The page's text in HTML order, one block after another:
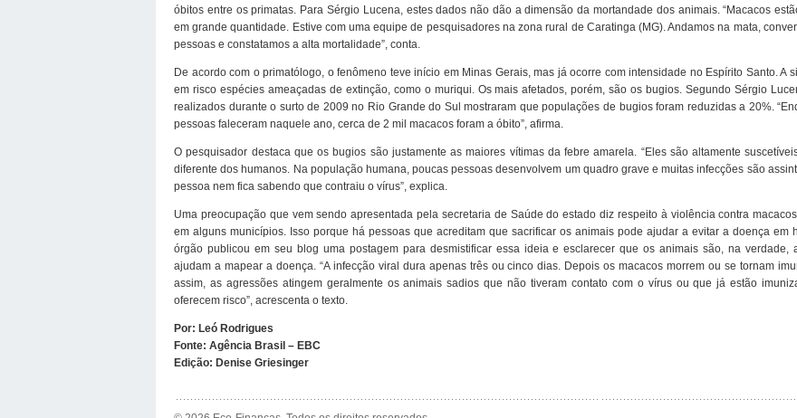
óbitos entre os primatas. Para Sérgio Lucena, estes dados não dão a dimensão da mortandade dos animais. “Macacos
em grande quantidade. Estive com uma equipe de pesquisadores na zona rural de Caratinga (MG). Andamos na mata,
pessoas e constatamos a alta mortalidade”, conta.
De acordo com o primatólogo, o fenômeno teve início em Minas Gerais, mas já ocorre com intensidade no Espírito Santo. A
em risco espécies ameaçadas de extinção, como o muriqui. Os mais afetados, porém, são os bugios. Segundo Sérgio
realizados durante o surto de 2009 no Rio Grande do Sul mostraram que populações de bugios foram reduzidas a 20%.
pessoas faleceram naquele ano, cerca de 2 mil macacos foram a óbito”, afirma.
O pesquisador destaca que os bugios são justamente as maiores vítimas da febre amarela. “Eles são altamente
diferente dos humanos. Na população humana, poucas pessoas desenvolvem um quadro grave e muitas infecções são
pessoa nem fica sabendo que contraiu o vírus”, explica.
Uma preocupação que vem sendo apresentada pela secretaria de Saúde do estado diz respeito à violência contra
em alguns municípios. Isso porque há pessoas que acreditam que sacrificar os animais pode ajudar a evitar a doença em
órgão publicou em seu blog uma postagem para desmistificar essa ideia e esclarecer que os animais são, na verdade,
ajudam a mapear a doença. “A infecção viral dura apenas três ou cinco dias. Depois os macacos morrem ou se tornam
assim, as agressões atingem geralmente os animais sadios que não tiveram contato com o vírus ou que já estão
oferecem risco”, acrescenta o texto.
Por: Leó Rodrigues
Fonte: Agência Brasil – EBC
Edição: Denise Griesinger